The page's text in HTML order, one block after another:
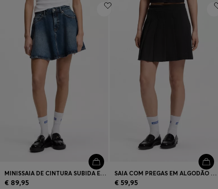
MINISSAIA DE CINTURA SUBIDA EM GANGA AZUL
€ 89,95
SAIA COM PREGAS EM ALGODÃO ELÁSTICO COM CALÇÕES INTEGRADOS
€ 59,95